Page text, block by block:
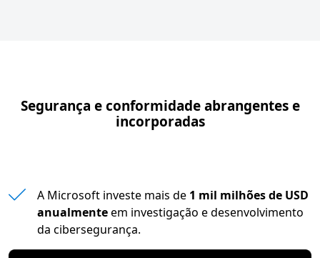
Segurança e conformidade abrangentes e
incorporadas
A Microsoft investe mais de 1 mil milhões de USD
anualmenteem investigação e desenvolvimento
da cibersegurança.